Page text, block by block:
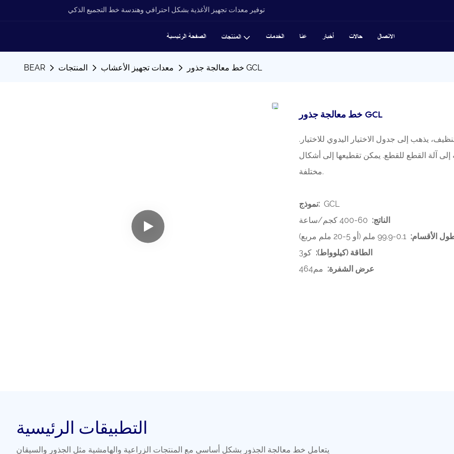
توفير معدات تجهيز الأغذية بشكل احترافي وهندسة خط التجميع الذكي
الصفحة الرئيسية المنتجات الخدمات عنا أخبار حالات الاتصال
BEAR المنتجات معدات تجهيز الأعشاب خط معالجة جذور GCL
خط معالجة جذور GCL
يذهب إلى جدول الاختيار اليدوي للاختيار.
إلى آلة القطع للقطع. يمكن تقطيعها إلى أشكال
مختلفة.
نموذج:GCL
الناتج: 60-400 كجم/ساعة
الأقسام:
الطاقة (كيلوواط): كو3
عرض الشفرة: مم464
التطبيقات الرئيسية
يتعامل خط معالجة الجذور بشكل أساسي مع المنتجات الزراعية والهامشية مثل الجذور والسيقان